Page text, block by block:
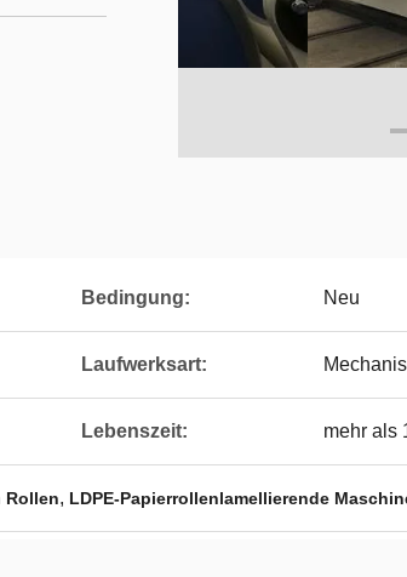
Bedingung: Neu
Laufwerksart:
Lebenszeit: mehr als
Rollen, LDPE-Papierrollenlamellierende